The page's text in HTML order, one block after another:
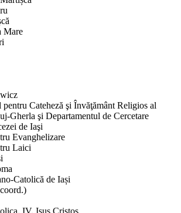
Mare
pentru Cateheză şi Învăţământ Religios al
Gherla şi Departamentul de Cercetare
de Iaşi
Evanghelizare
Laici
Catolică de Iași